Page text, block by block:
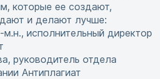
которые ее создают,
и делают лучше:
исполнительный директор
руководитель отдела
Антиплагиат